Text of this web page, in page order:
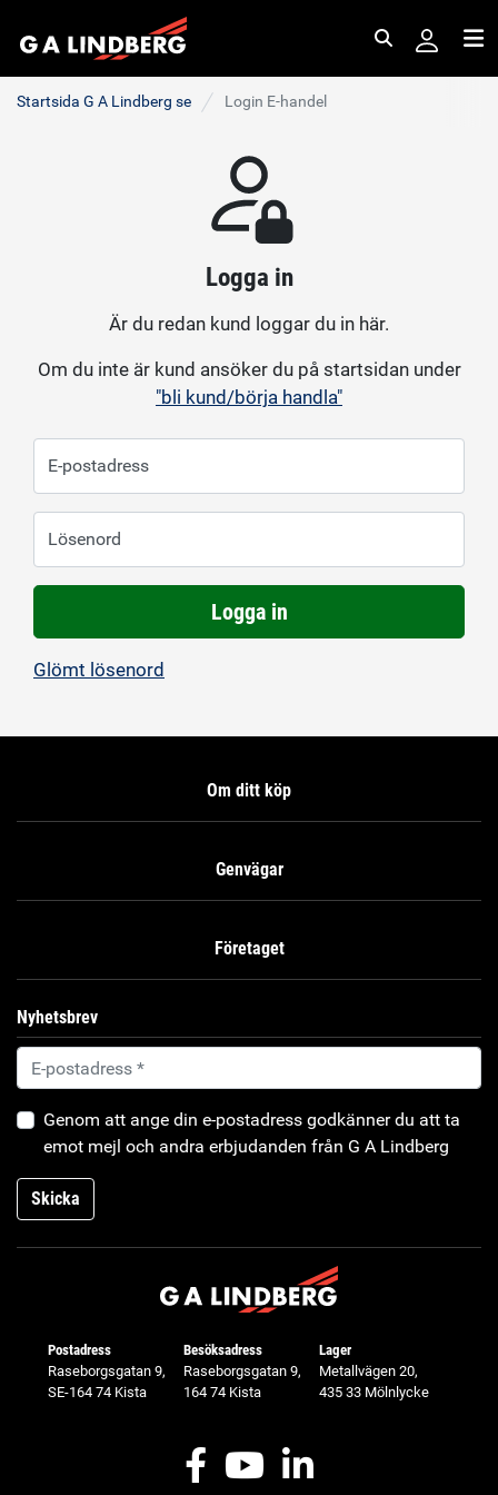
Startsida G A Lindberg se Login E-handel
Logga in
Är du redan kund loggar du in här.
Om du inte är kund ansöker du på startsidan under
"bli kund/börja handla"
E-postadress
Lösenord
Logga in
Glömt lösenord
Om ditt köp
Genvägar
Företaget
Nyhetsbrev
Genom att ange din e-postadress godkänner du att ta
emot mejl och andra erbjudanden från G A Lindberg
Skicka
Postadress
Raseborgsgatan 9,
SE-164 74 Kista
Besöksadress
Raseborgsgatan 9,
164 74 Kista
Lager
Metallvägen 20,
435 33 Mölnlycke
FacebookYoutubeLinkedIn